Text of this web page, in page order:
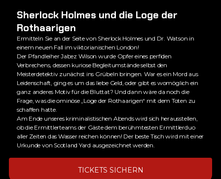
Sherlock Holmes und die Loge der
Rothaarigen
Ermitteln Sie an der Seite von Sherlock Holmes und Dr. Watson in
einem neuen Fall im viktorianischen London!
Der Pfandleiher Jabez Wilson wurde Opfer eines perfiden
Verbrechens, dessen kuriose Begleitumstände selbst den
Meisterdetektiv zunächst ins Grübeln bringen. War es ein Mord aus
Leidenschaft, ging es um das liebe Geld, oder gibt es womöglich ein
ganz anderes Motiv für die Bluttat? Und dann wäre da noch die
Frage, was die ominöse „Loge der Rothaarigen“ mit dem Toten zu
schaffen hatte.
Am Ende unseres kriminalistischen Abends wird sich herausstellen,
ob die Ermittlerteams der Gäste dem berühmtesten Ermittlerduo
aller Zeiten das Wasser reichen können! Der beste Tisch wird mit einer
Urkunde von Scotland Yard ausgezeichnet werden.
TICKETS SICHERN